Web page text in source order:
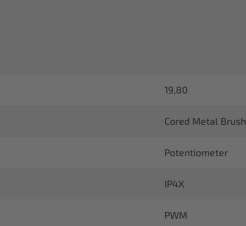
19,80
Cored Metal Brush
Potentiometer
IP4X
PWM